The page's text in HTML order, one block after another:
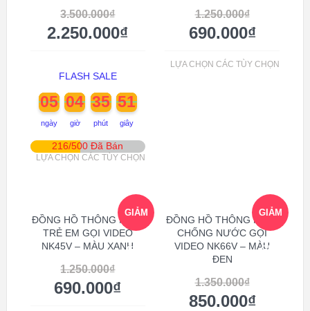
3.500.000₫
2.250.000₫
FLASH SALE
05
ngày
04
giờ
35
phút
50
giây
216/500 Đã Bán
LỰA CHỌN CÁC TÙY CHỌN
1.250.000₫
690.000₫
LỰA CHỌN CÁC TÙY CHỌN
GIẢM
GIÁ!
ĐỒNG HỒ THÔNG MINH
TRẺ EM GỌI VIDEO
NK45V – MÀU XANH
1.250.000₫
690.000₫
GIẢM
GIÁ!
ĐỒNG HỒ THÔNG MINH
CHỐNG NƯỚC GỌI
VIDEO NK66V – MÀU
ĐEN
1.350.000₫
850.000₫